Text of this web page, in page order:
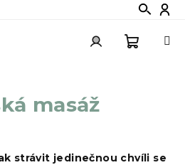
Hledat
masáž
strávit jedinečnou chvíli se